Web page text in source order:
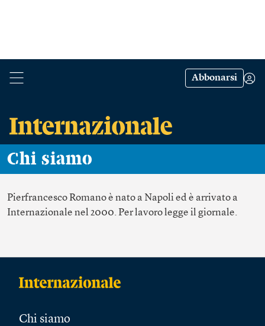
Abbonarsi
Chi siamo
Pierfrancesco Romanoè nato a Napoli ed è arrivato a
Internazionale nel 2000. Per lavoro legge il giornale.
Chi siamo